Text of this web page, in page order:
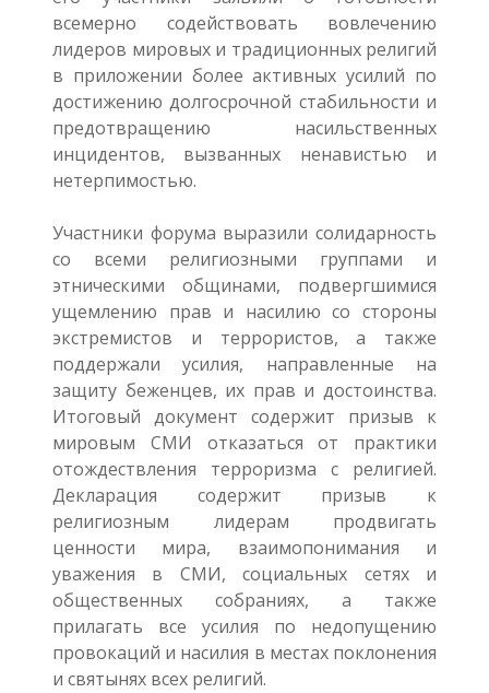
всемерно содействовать вовлечению
лидеров мировых и традиционных религий
в приложении более активных усилий по
достижению долгосрочной стабильности и
предотвращению насильственных
инцидентов, вызванных ненавистью и
нетерпимостью.
Участники форума выразили солидарность
со всеми религиозными группами и
этническими общинами, подвергшимися
ущемлению прав и насилию со стороны
экстремистов и террористов, а также
поддержали усилия, направленные на
защиту беженцев, их прав и достоинства.
Итоговый документ содержит призыв к
мировым СМИ отказаться от практики
отождествления терроризма с религией.
Декларация содержит призыв к
религиозным лидерам продвигать
ценности мира, взаимопонимания и
уважения в СМИ, социальных сетях и
общественных собраниях, а также
прилагать все усилия по недопущению
провокаций и насилия в местах поклонения
и святынях всех религий.